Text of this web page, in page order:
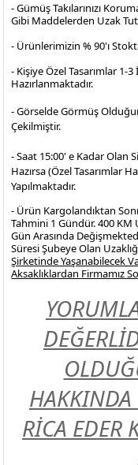
- Gümüş Takılarınızı
Gibi Maddelerden Uzak
- Ürünlerimizin % 90'ı
- Kişiye Özel Tasarımlar 1-
Hazırlanmaktadır.
- Görselde Görmüş
Çekilmiştir.
- Saat 15:00' e Kadar Olan
Hazırsa (Özel Tasarımlar
Yapılmaktadır.
- Ürün Kargolandıktan
Tahmini 1 Gündür. 400 KM
Gün Arasında
Süresi Şubeye Olan
Şirketinde Yaşanabilecek
Aksaklıklardan Firmamız
RİCA EDER